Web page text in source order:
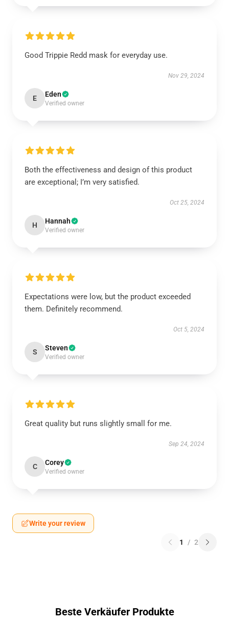
Good Trippie Redd mask for everyday use.
Nov 29, 2024
E Eden
Verified owner
Both the effectiveness and design of this product
are exceptional; I’m very satisfied.
Oct 25, 2024
H Hannah
Verified owner
Expectations were low, but the product exceeded
them. Definitely recommend.
Oct 5, 2024
S Steven
Verified owner
Great quality but runs slightly small for me.
Sep 24, 2024
C Corey
Verified owner
Write your review
1 / 2
Beste Verkäufer Produkte